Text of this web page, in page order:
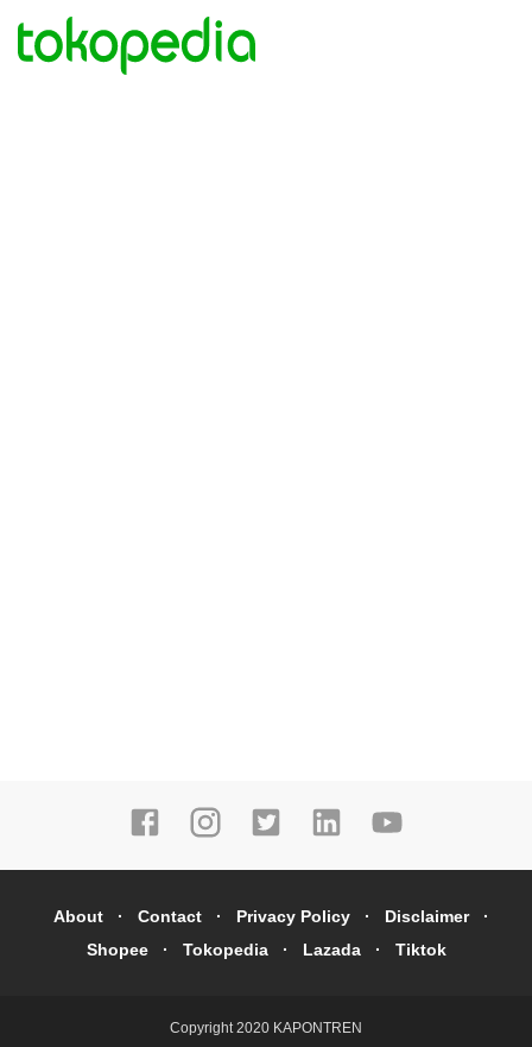
About Contact Privacy Policy
Disclaimer
Shopee
Tokopedia Lazada Tiktok
Copyright 2020 KAPONTREN